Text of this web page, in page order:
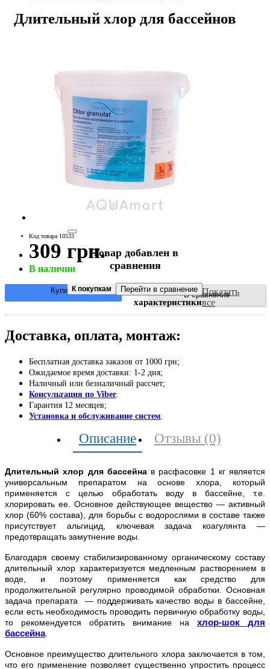
Длительный хлор для бассейнов
Код товара 10533
309 грн.
В наличии
В сравнение
Купить
Основные
характеристики
Показать
все
Доставка, оплата, монтаж:
Бесплатная доставка заказов от 1000 грн;
Ожидаемое время доставки: 1-2 дня;
Наличный или безналичный рассчет;
Консультация по Viber
Гарантия 12 месяцев;
Установка и обслуживание систем
Описание Отзывы (0)
Длительный хлор для бассейнав расфасовке 1 кг является
универсальным препаратом на основе хлора, который
применяется с целью обработать воду в бассейне, т.е.
хлорировать ее. Основное действующее вещество — активный
хлор (60% состава), для борьбы с водорослями в составе также
присутствует альгицид, ключевая задача коагулянта —
предотвращать замутнение воды.
Благодаря своему стабилизированному органическому составу
длительный хлор характеризуется медленным растворением в
воде, и поэтому применяется как средство для
продолжительной регулярно проводимой обработки. Основная
задача препарата — поддерживать качество воды в бассейне,
если есть необходимость проводить первичную обработку воды,
то рекомендуется обратить внимание на хлор-шок для
бассейна.
Основное преимущество длительного хлора заключается в том,
что его применение позволяет существенно упростить процесс
Товар добавлен в
сравнения
К покупкам Перейти в сравнение